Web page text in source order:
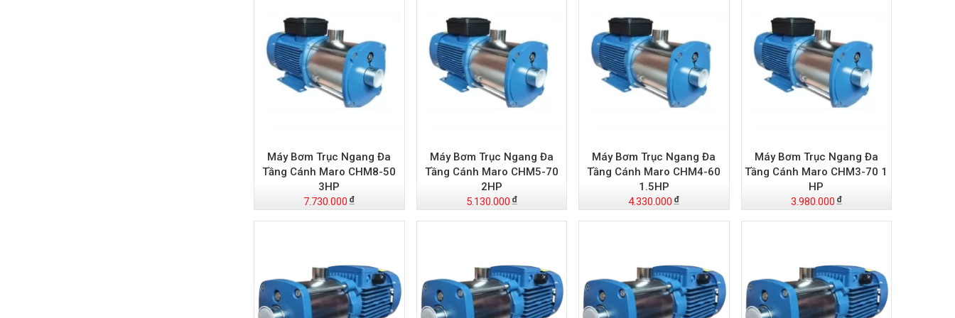
Máy Bơm Trục Ngang Đa
Tầng Cánh Maro CHM8-50
3HP
7.730.000
Máy Bơm Trục Ngang Đa
Tầng Cánh Maro CHM5-70
2HP
5.130.000
Máy Bơm Trục Ngang Đa
Tầng Cánh Maro CHM4-60
1.5HP
4.330.000
Máy Bơm Trục Ngang Đa
Tầng Cánh Maro CHM3-70 1
HP
3.980.000